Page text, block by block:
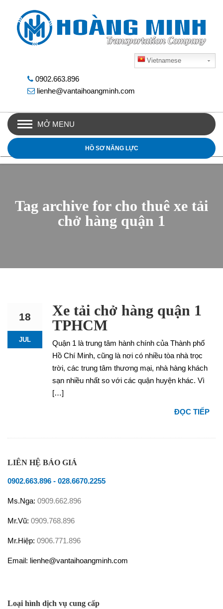
Vietnamese
0902.663.896
lienhe@vantaihoangminh.com
MỞ MENU
HỒ SƠ NĂNG LỰC
Tag archive for cho thuê xe tải
chở hàng quận 1
18
JUL
Xe tải chở hàng quận 1
TPHCM
Quận 1 là trung tâm hành chính của Thành phố
Hồ Chí Minh, cũng là nơi có nhiều tòa nhà trọc
trời, các trung tâm thương mại, nhà hàng khách
sạn nhiều nhất so với các quận huyện khác. Vì
[…]
ĐỌC TIẾP
LIÊN HỆ BÁO GIÁ
0902.663.896 - 028.6670.2255
Ms.Nga: 0909.662.896
Mr.Vũ: 0909.768.896
Mr.Hiệp: 0906.771.896
Email: lienhe@vantaihoangminh.com
Loại hình dịch vụ cung cấp